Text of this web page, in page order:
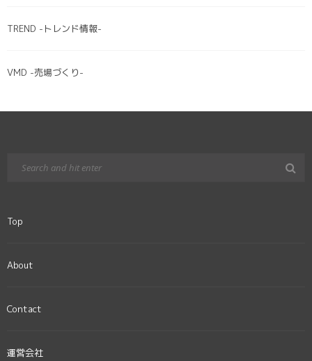
TREND -トレンド情報-
VMD -売場づくり-
Top
About
Contact
運営会社